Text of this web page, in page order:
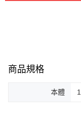
商品規格
本體